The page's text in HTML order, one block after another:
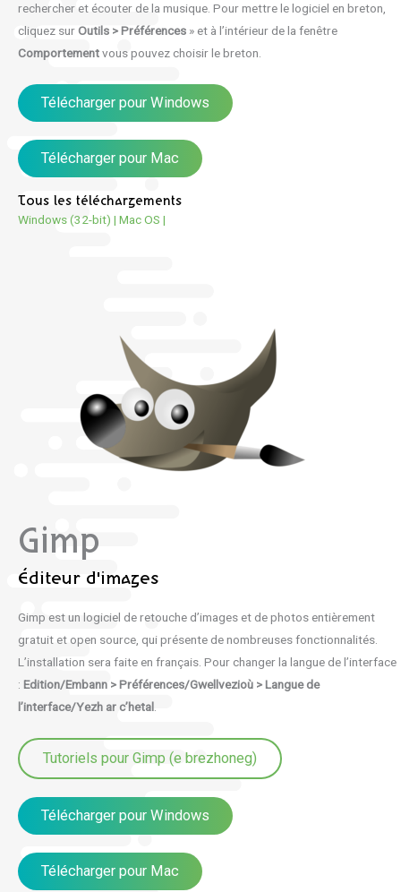
rechercher et écouter de la musique. Pour mettre le logiciel en breton,
cliquez surOutils > Préférences » et à l’intérieur de la fenêtre
Comportementvous pouvez choisir le breton.
Télécharger pour Windows
Télécharger pour Mac
Tous les téléchargements
Windows (32-bit) | Mac OS |
Gimp
Éditeur d'images
Gimp est un logiciel de retouche d’images et de photos entièrement
gratuit et open source, qui présente de nombreuses fonctionnalités.
L’installation sera faite en français. Pour changer la langue de l’interface
: Edition/Embann > Préférences/Gwellvezioù > Langue de
l’interface/Yezh ar c’hetal.
Tutoriels pour Gimp (e brezhoneg)
Télécharger pour Windows
Télécharger pour Mac